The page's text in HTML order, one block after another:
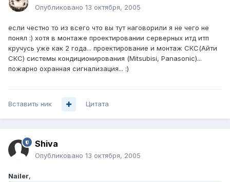
Опубликовано 13 октября, 2005
если честно то из всего что вы тут наговорили я не чего не
понял :) хотя в монтаже проектировании серверных итд итп
кручусь уже как 2 года... проектирование и монтаж СКС(Айти
СКС) системы кондиционирования (Mitsubisi, Panasonic)...
пожарно охранная сигнализация... :)
Вставить ник Цитата
Shiva
Опубликовано 13 октября, 2005
Nailer,